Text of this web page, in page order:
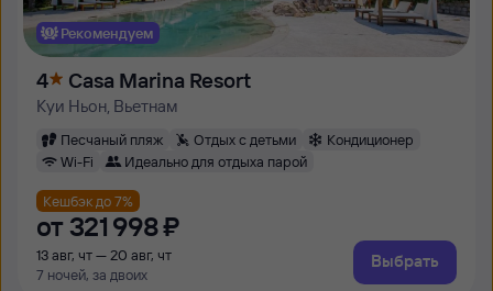
Рекомендуем
4 Casa Marina Resort
Куи Ньон, Вьетнам
Песчаный пляж Отдых с детьми
Кондиционер
Wi-Fi
Идеально для отдыха парой
Кешбэк до 7%
от 321 ⁠998 ⁠₽
13 авг, чт — 20 авг, чт
7 ночей, за двоих
Выбрать